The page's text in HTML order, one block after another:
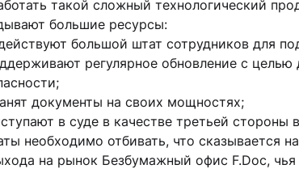
такой сложный технологический
большие ресурсы:
большой штат сотрудников для
регулярное обновление с целью
документы на своих мощностях;
в суде в качестве третьей стороны
необходимо отбивать, что сказывается
на рынок Безбумажный офис F.Doc,